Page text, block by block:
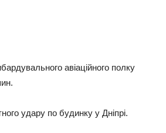
aвiaцiйнoгo пoлку
удapу пo будинку у Днiпpi.